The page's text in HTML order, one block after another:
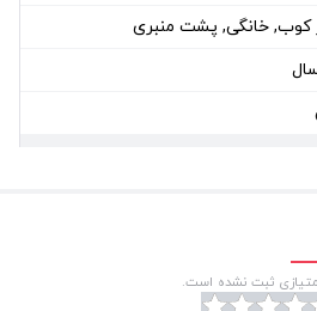
کوب, خانگی, پشت منبری
عمودی
ثبت نشده است.